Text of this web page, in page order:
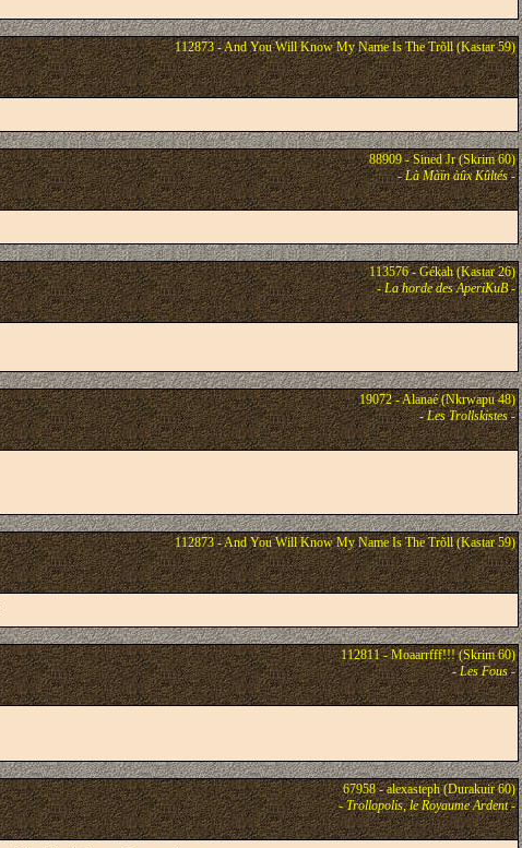
112873 - And You Will Know My Name Is The Trõll (Kastar 59)
88909 - Sined Jr (Skrim 60)
-Là Màïn àûx Kûltés-
113576 - Gékah (Kastar 26)
-La horde des AperiKuB-
19072 - Alanaé (Nkrwapu 48)
-Les Trollskistes-
112873 - And You Will Know My Name Is The Trõll (Kastar 59)
112811 - Moaarrfff!!! (Skrim 60)
-Les Fous-
67958 - alexasteph (Durakuir 60)
-Trollopolis, le Royaume Ardent-